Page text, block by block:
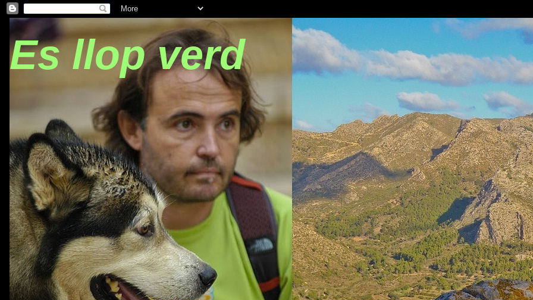
Es llop verd